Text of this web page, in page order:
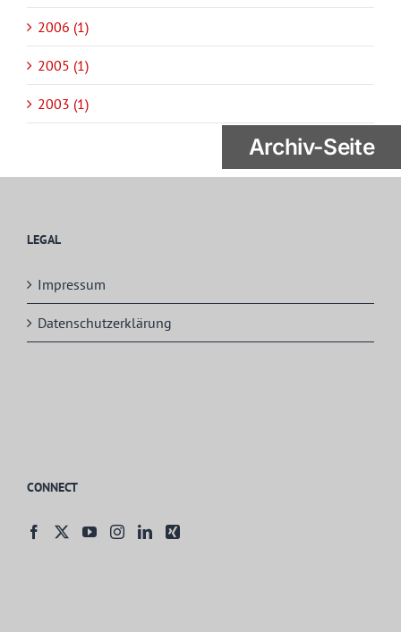
2006 (1)
2005 (1)
2003 (1)
LEGAL
Impressum
Datenschutzerklärung
CONNECT
Archiv-Seite